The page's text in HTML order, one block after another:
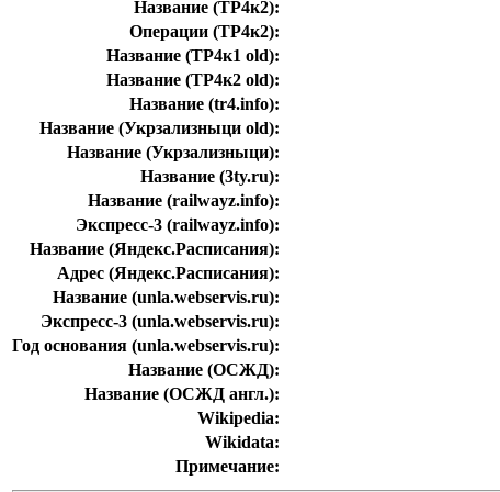
Название (ТР4к2):
Операции (ТР4к2):
Название (ТР4к1 old):
Название (ТР4к2 old):
Название (tr4.info):
Название (Укрзализныци old):
Название (Укрзализныци):
Название (3ty.ru):
Название (railwayz.info):
Экспресс-3 (railwayz.info):
Название (Яндекс.Расписания):
Адрес (Яндекс.Расписания):
Название (unla.webservis.ru):
Экспресс-3 (unla.webservis.ru):
Год основания (unla.webservis.ru):
Название (ОСЖД):
Название (ОСЖД англ.):
Wikipedia:
Wikidata:
Примечание: